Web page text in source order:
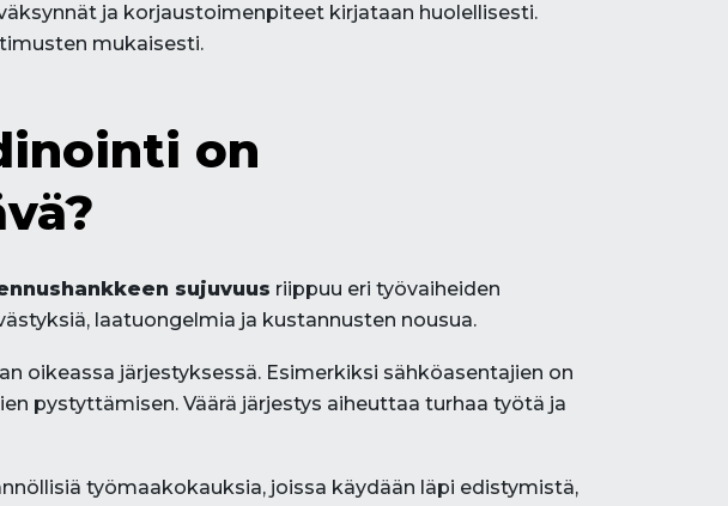
ja korjaustoimenpiteet kirjataan huolellisesti.
mukaisesti.
on
sujuvuus riippuu eri työvaiheiden
laatuongelmia ja kustannusten nousua.
oikeassa järjestyksessä. Esimerkiksi sähköasentajien on
pystyttämisen. Väärä järjestys aiheuttaa turhaa työtä ja
työmaakokauksia, joissa käydään läpi edistymistä,